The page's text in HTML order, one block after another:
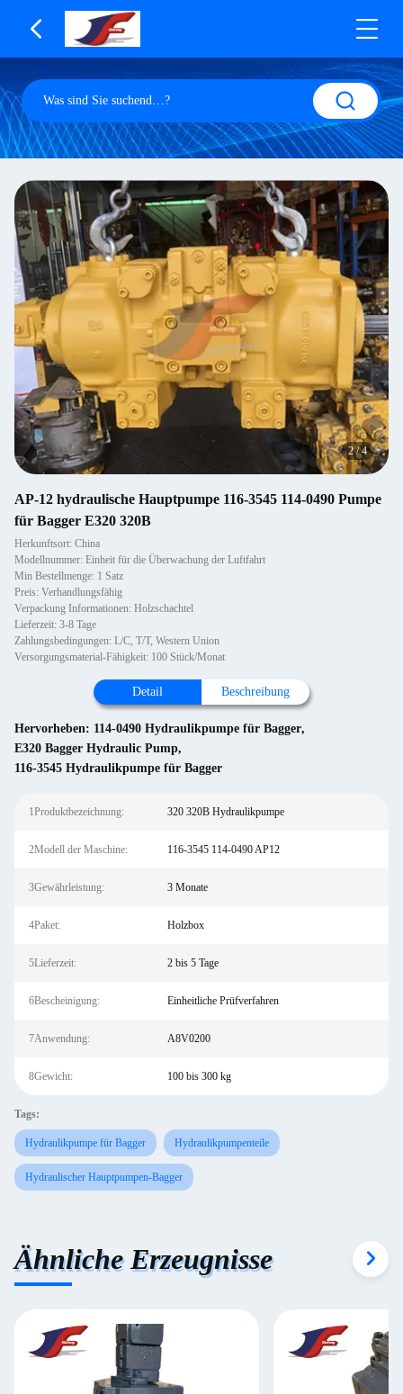
2/4
AP-12 hydraulische Hauptpumpe 116-3545 114-0490 Pumpe
für Bagger E320 320B
Herkunftsort: China
Modellnummer: Einheit für die Überwachung der Luftfahrt
Min Bestellmenge: 1 Satz
Preis: Verhandlungsfähig
Verpackung Informationen: Holzschachtel
Lieferzeit: 3-8 Tage
Zahlungsbedingungen: L/C, T/T, Western Union
Versorgungsmaterial-Fähigkeit: 100 Stück/Monat
Detail Beschreibung
Hervorheben: 114-0490 Hydraulikpumpe für Bagger,
E320 Bagger Hydraulic Pump,
116-3545 Hydraulikpumpe für Bagger
1Produktbezeichnung: 320 320B Hydraulikpumpe
2Modell der Maschine: 116-3545 114-0490 AP12
3Gewährleistung: 3 Monate
4Paket: Holzbox
5Lieferzeit: 2 bis 5 Tage
6Bescheinigung: Einheitliche Prüfverfahren
7Anwendung: A8V0200
8Gewicht: 100 bis 300 kg
Tags:
Hydraulikpumpe für Bagger Hydraulikpumpenteile
Hydraulischer Hauptpumpen-Bagger
Ähnliche Erzeugnisse